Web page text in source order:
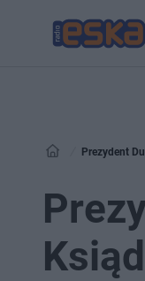
Prezydent